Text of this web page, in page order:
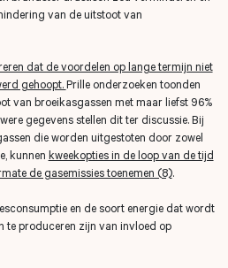
van de uitstoot van
dat de voordelen op lange termijn niet
gehoopt.Prille onderzoeken toonden
van broeikasgassen met maar liefst 96%
gegevens stellen dit ter discussie. Bij
die worden uitgestoten door zowel
kunnen kweekopties in de loop van de tijd
de gasemissies toenemen (8).
en de soort energie dat wordt
te produceren zijn van invloed op